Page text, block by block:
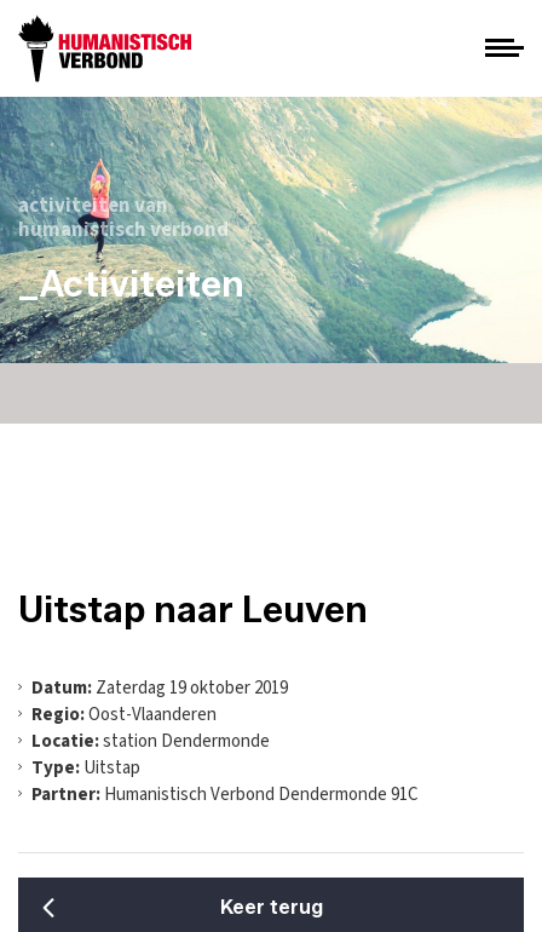
activiteiten van
humanistisch verbond
_Activiteiten
Uitstap naar Leuven
Datum:Zaterdag 19 oktober 2019
Regio:Oost-Vlaanderen
Locatie:station Dendermonde
Type:Uitstap
Partner:Humanistisch Verbond Dendermonde 91C
Keer terug